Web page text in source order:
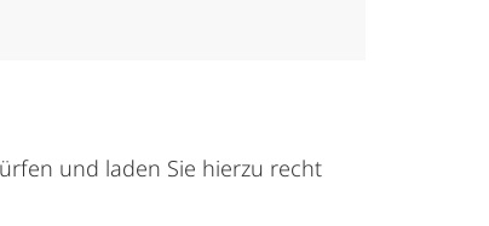
und laden Sie hierzu recht